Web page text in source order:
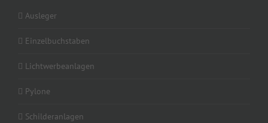
Ausleger
Einzelbuchstaben
Lichtwerbeanlagen
Pylone
Schilderanlagen